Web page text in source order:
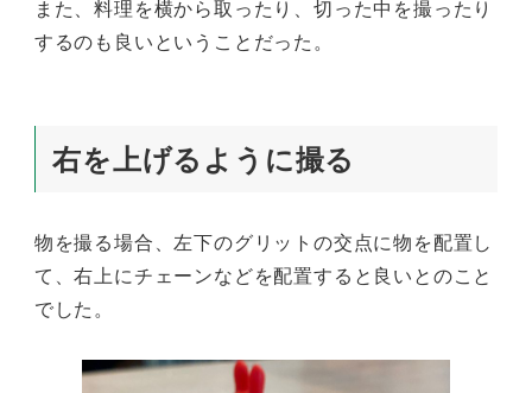
また、料理を横から取ったり、切った中を撮ったり
するのも良いということだった。
右を上げるように撮る
物を撮る場合、左下のグリットの交点に物を配置し
て、右上にチェーンなどを配置すると良いとのこと
でした。